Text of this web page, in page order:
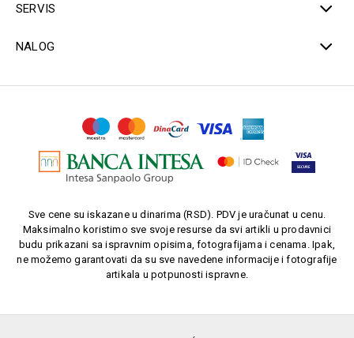
SERVIS
NALOG
Sve cene su iskazane u dinarima (RSD). PDV je uračunat u cenu.
Maksimalno koristimo sve svoje resurse da svi artikli u prodavnici
budu prikazani sa ispravnim opisima, fotografijama i cenama. Ipak,
ne možemo garantovati da su sve navedene informacije i fotografije
artikala u potpunosti ispravne.